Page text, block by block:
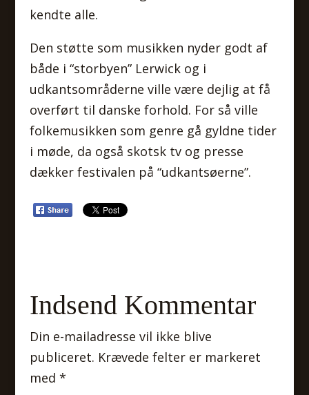
kendte alle.
Den støtte som musikken nyder godt af
både i “storbyen” Lerwick og i
udkantsområderne ville være dejlig at få
overført til danske forhold. For så ville
folkemusikken som genre gå gyldne tider
i møde, da også skotsk tv og presse
dækker festivalen på “udkantsøerne”.
Indsend Kommentar
Din e-mailadresse vil ikke blive
publiceret. Krævede felter er markeret
med *